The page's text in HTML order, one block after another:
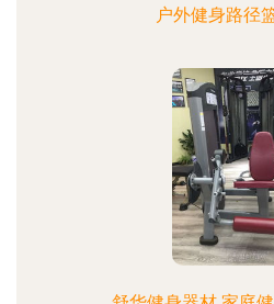
户外健身路径